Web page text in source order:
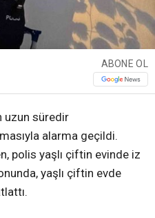
ABONE OL
uzun süredir
alarma geçildi.
polis yaşlı çiftin evinde iz
yaşlı çiftin evde